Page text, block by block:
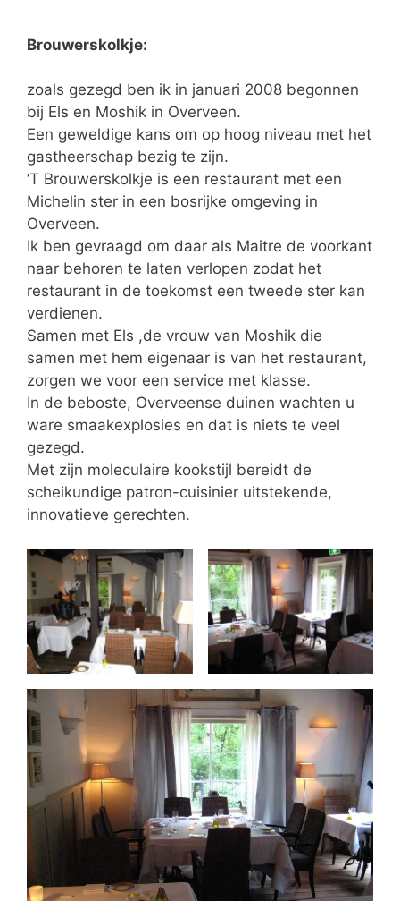
Brouwerskolkje:
zoals gezegd ben ik in januari 2008 begonnen
bij Els en Moshik in Overveen.
Een geweldige kans om op hoog niveau met het
gastheerschap bezig te zijn.
‘T Brouwerskolkje is een restaurant met een
Michelin ster in een bosrijke omgeving in
Overveen.
Ik ben gevraagd om daar als Maitre de voorkant
naar behoren te laten verlopen zodat het
restaurant in de toekomst een tweede ster kan
verdienen.
Samen met Els ,de vrouw van Moshik die
samen met hem eigenaar is van het restaurant,
zorgen we voor een service met klasse.
In de beboste, Overveense duinen wachten u
ware smaakexplosies en dat is niets te veel
gezegd.
Met zijn moleculaire kookstijl bereidt de
scheikundige patron-cuisinier uitstekende,
innovatieve gerechten.